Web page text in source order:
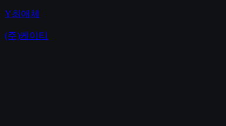
Y최애체
(주)케이티